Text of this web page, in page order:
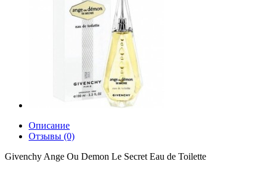
Описание
Отзывы (0)
Givenchy Ange Ou Demon Le Secret Eau de Toilette